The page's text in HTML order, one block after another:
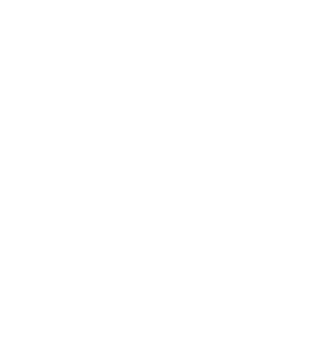
多渠道配送合作伙伴团队）颁发的全球唯一奖项
境ERP行业全球领导者，在与亚马逊战略合作中
长等一系列服务。